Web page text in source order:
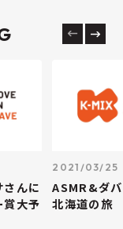
んに
賞大予
2021/03/25
ASMR&ダ
北海道の旅